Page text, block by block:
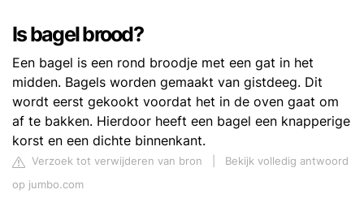
Is bagel brood?
Een bagel is een rond broodje met een gat in het
midden. Bagels worden gemaakt van gistdeeg. Dit
wordt eerst gekookt voordat het in de oven gaat om
af te bakken. Hierdoor heeft een bagel een knapperige
korst en een dichte binnenkant.
Verzoek tot verwijderen van bron
Bekijk volledig antwoord
op jumbo.com